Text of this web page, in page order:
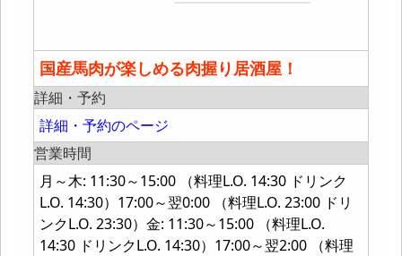
国産馬肉が楽しめる肉握り居酒屋！
詳細・予約
詳細・予約のページ
営業時間
月～木: 11:30～15:00 （料理L.O. 14:30 ドリンク
L.O. 14:30）17:00～翌0:00 （料理L.O. 23:00 ドリ
ンクL.O. 23:30）金: 11:30～15:00 （料理L.O.
14:30 ドリンクL.O. 14:30）17:00～翌2:00 （料理